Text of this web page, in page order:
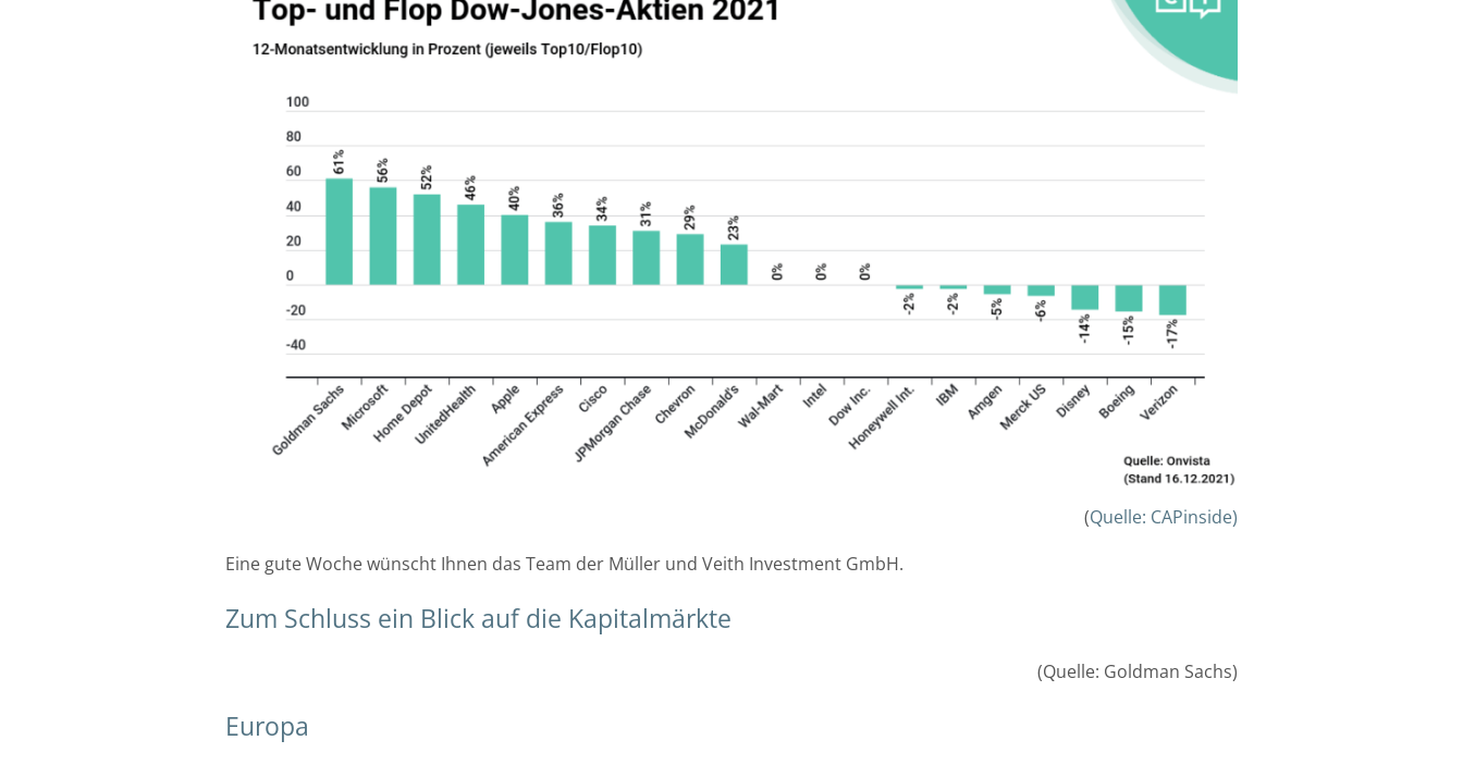
(Quelle: CAPinside)
Eine gute Woche wünscht Ihnen das Team der Müller und Veith Investment GmbH.
Zum Schluss ein Blick auf die Kapitalmärkte
(Quelle: Goldman Sachs)
Europa